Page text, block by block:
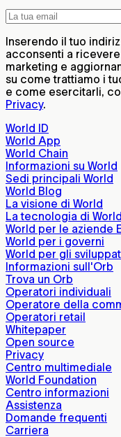
Inserendo il tuo
acconsenti a
marketing e
su come trattiamo i
e come esercitarli,
Privacy.
World ID
World App
World Chain
Informazioni su World
Sedi principali World
World Blog
La visione di World
La tecnologia di World
World per le aziende
World per i governi
World per gli
Informazioni sull'Orb
Trova un Orb
Operatori individuali
Operatore della
Operatori retail
Whitepaper
Open source
Privacy
Centro multimediale
World Foundation
Centro informazioni
Assistenza
Domande frequenti
Carriera